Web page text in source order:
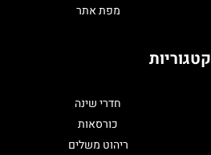
מפת אתר
קטגוריות
חדרי שינה
כורסאות
ריהוט משלים